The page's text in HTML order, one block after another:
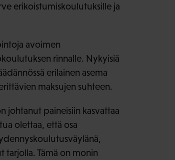
erikoistumiskoulutuksille ja
avoimen
rinnalle. Nykyisiä
erilainen asema
maksujen suhteen.
johtanut paineisiin kasvattaa
olettaa, että osa
tarjolla. Tämä on monin